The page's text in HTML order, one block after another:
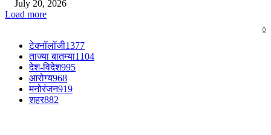
July 20, 2026
Load more
0
टेक्नॉलॉजी1377
ताज्या बातम्या1104
देश-विदेश995
आरोग्य968
मनोरंजन919
शहर882